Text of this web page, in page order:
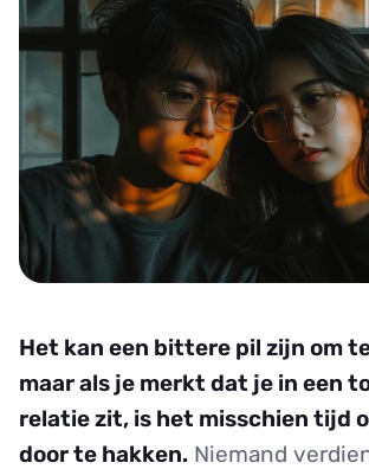
Het kan een bittere pil zijn om
maar als je merkt dat je in een
relatie zit, is het misschien tijd
door te hakken. Niemand